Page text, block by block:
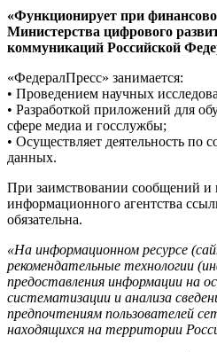
«Функционирует при
Министерства цифрового
коммуникаций Российской
«ФедералПресс» занимается:
• Проведением научных
• Разработкой приложений для
сфере медиа и госслужбы;
• Осуществляет деятельность по
данных.
При заимствовании сообщений и
информационного агентства
обязательна.
«На информационном ресурсе
рекомендательные технологии
предоставления информации на
систематизации и анализа
предпочтениям пользователей
находящихся на территории